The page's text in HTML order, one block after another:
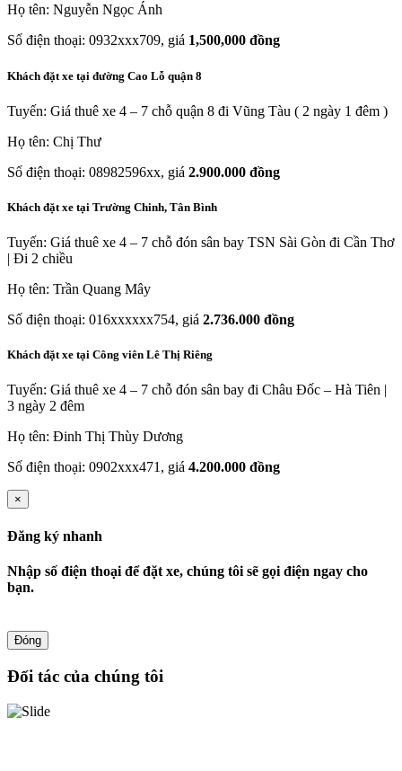
Họ tên: Nguyễn Ngọc Ánh
Số điện thoại: 0932xxx709, giá 1,500,000 đồng
Khách đặt xe tại đường Cao Lỗ quận 8
Tuyến: Giá thuê xe 4 – 7 chỗ quận 8 đi Vũng Tàu ( 2 ngày 1 đêm )
Họ tên: Chị Thư
Số điện thoại: 08982596xx, giá 2.900.000 đồng
Khách đặt xe tại Trường Chinh, Tân Bình
Tuyến: Giá thuê xe 4 – 7 chỗ đón sân bay TSN Sài Gòn đi Cần Thơ
| Đi 2 chiều
Họ tên: Trần Quang Mây
Số điện thoại: 016xxxxxx754, giá 2.736.000 đồng
Khách đặt xe tại Công viên Lê Thị Riêng
Tuyến: Giá thuê xe 4 – 7 chỗ đón sân bay đi Châu Đốc – Hà Tiên |
3 ngày 2 đêm
Họ tên: Đinh Thị Thùy Dương
Số điện thoại: 0902xxx471, giá 4.200.000 đồng
×
Đăng ký nhanh
Nhập số điện thoại để đặt xe, chúng tôi sẽ gọi điện ngay cho
bạn.
Đóng
Đối tác của chúng tôi